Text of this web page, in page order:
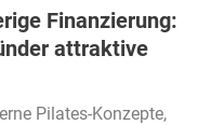
Finanzierung:
attraktive
Pilates-Konzepte,